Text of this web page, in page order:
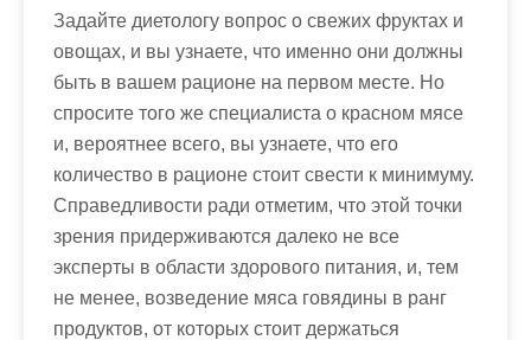
Задайте диетологу вопрос о свежих фруктах и
овощах, и вы узнаете, что именно они должны
быть в вашем рационе на первом месте. Но
спросите того же специалиста о красном мясе
и, вероятнее всего, вы узнаете, что его
количество в рационе стоит свести к минимуму.
Справедливости ради отметим, что этой точки
зрения придерживаются далеко не все
эксперты в области здорового питания, и, тем
не менее, возведение мяса говядины в ранг
продуктов, от которых стоит держаться